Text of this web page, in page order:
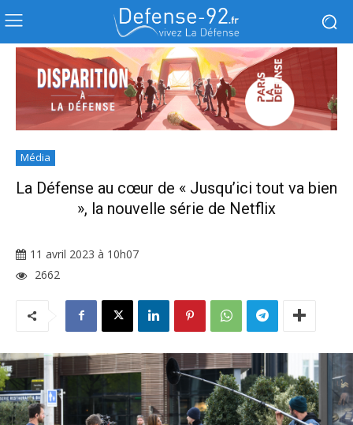
Média
La Défense au cœur de « Jusqu’ici tout va bien
», la nouvelle série de Netflix
11 avril 2023 à 10h07
2662